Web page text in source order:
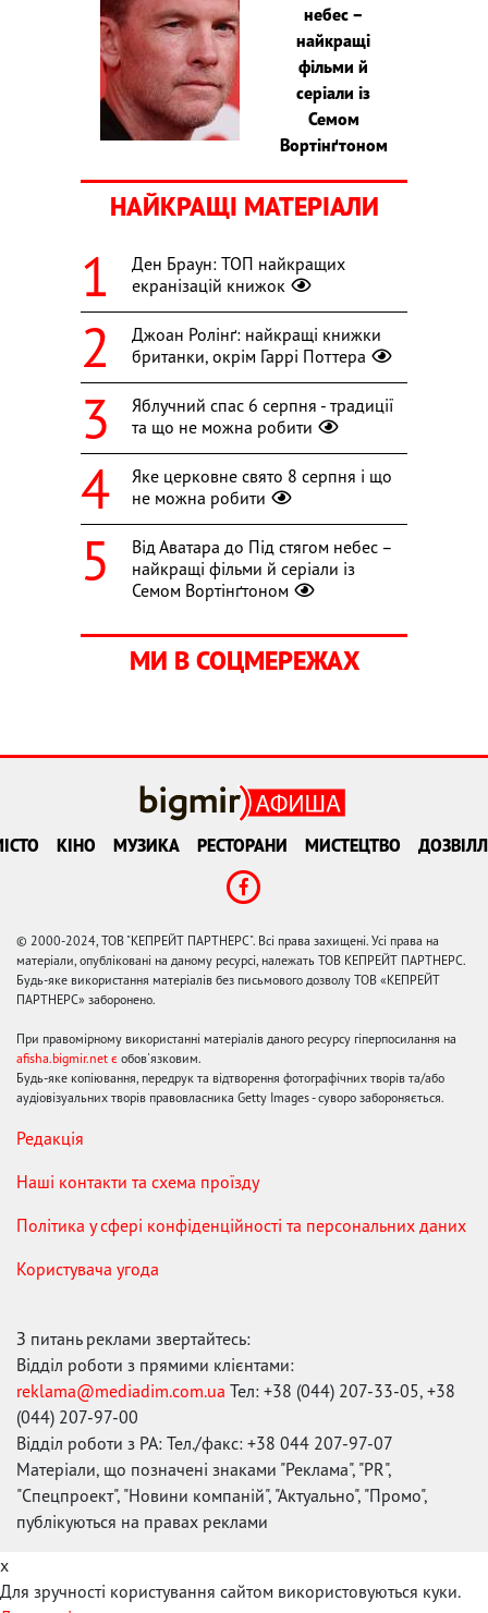
небес –
найкращі
фільми й
серіали із
Семом
Вортінґтоном
НАЙКРАЩІ МАТЕРІАЛИ
Ден Браун: ТОП найкращих
екранізацій книжок
Джоан Ролінґ: найкращі книжки
британки, окрім Гаррі Поттера
Яблучний спас 6 серпня - традиції
та що не можна робити
Яке церковне свято 8 серпня і що
не можна робити
Від Аватара до Під стягом небес –
найкращі фільми й серіали із
Семом Вортінґтоном
МИ В СОЦМЕРЕЖАХ
КІНО МУЗИКА РЕСТОРАНИ МИСТЕЦТВО
© 2000-2024, ТОВ "КЕПРЕЙТ ПАРТНЕРС". Всі права захищені. Усі права на
матеріали, опубліковані на даному ресурсі, належать ТОВ КЕПРЕЙТ ПАРТНЕРС.
Будь-яке використання матеріалів без письмового дозволу ТОВ «КЕПРЕЙТ
ПАРТНЕРС» заборонено.
При правомірному використанні матеріалів даного ресурсу гіперпосилання на
afisha.bigmir.net є обов'язковим.
Будь-яке копіювання, передрук та відтворення фотографічних творів та/або
аудіовізуальних творів правовласника Getty Images - суворо забороняється.
Редакція
Наші контакти та схема проїзду
Політика у сфері конфіденційності та персональних даних
Користувача угода
З питань реклами звертайтесь:
Відділ роботи з прямими клієнтами:
reklama@mediadim.com.ua Тел: +38 (044) 207-33-05, +38
(044) 207-97-00
Відділ роботи з РА: Тел./факс: +38 044 207-97-07
Матеріали, що позначені знаками "Реклама", "PR",
"Спецпроект", "Новини компаній", "Актуально", "Промо",
публікуються на правах реклами
x
Для зручності користування сайтом використовуються куки.